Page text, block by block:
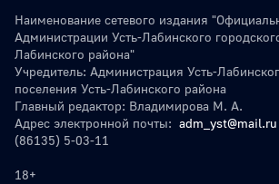
Наименование сетевого издания
Администрации Усть-Лабинского
Лабинского района"
Учредитель: Администрация Усть-
поселения Усть-Лабинского района
Главный редактор: Владимирова М. А.
Адрес электронной почты: adm_yst@mail.ru
(86135) 5-03-11
18+